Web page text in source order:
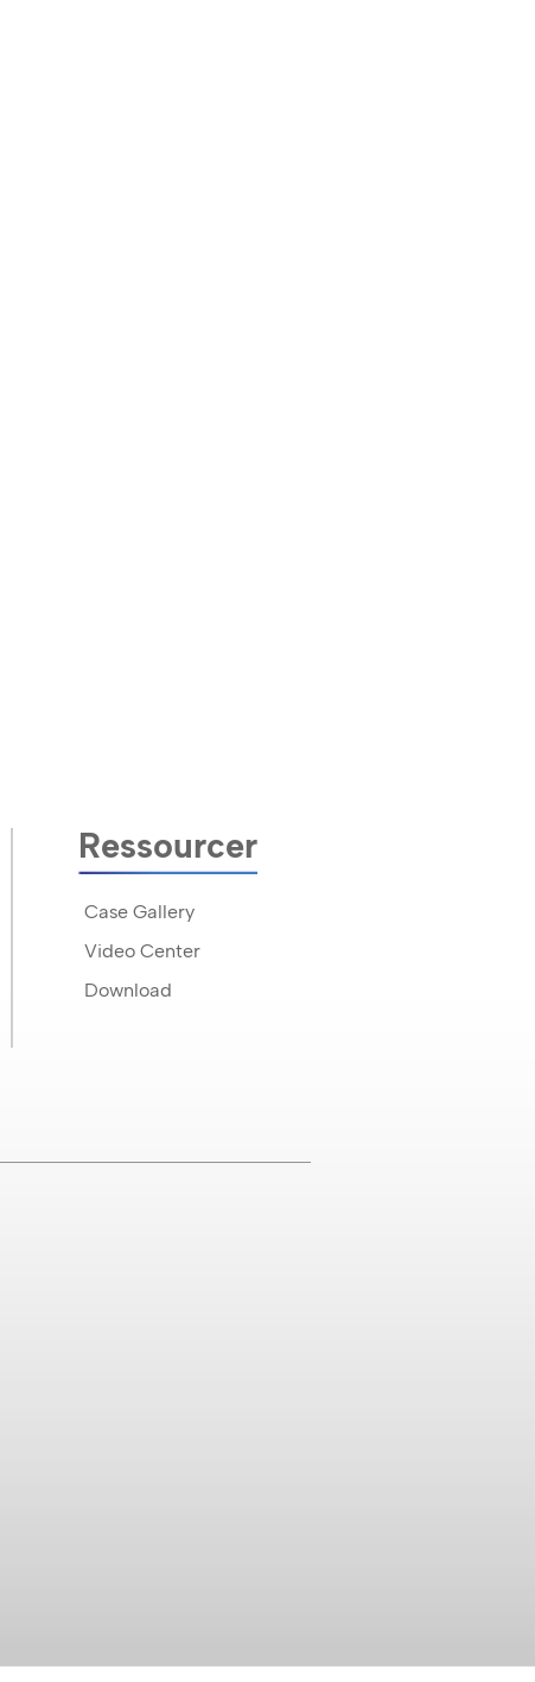
Ressourcer
Case Gallery
Video Center
Download